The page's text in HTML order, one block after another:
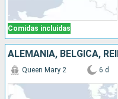
Comidas incluidas
ALEMANIA, BÉLGICA,
Queen Mary 2 6 d